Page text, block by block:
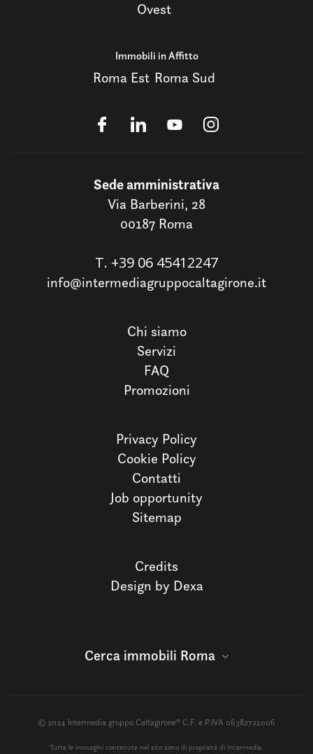
Ovest
Immobili in Affitto
Roma Est Roma Sud
Sede amministrativa
Via Barberini, 28
00187 Roma
T. +39 06 45412247
info@intermediagruppocaltagirone.it
Chi siamo
Servizi
FAQ
Promozioni
Privacy Policy
Cookie Policy
Contatti
Job opportunity
Sitemap
Credits
Design by Dexa
Cerca immobili Roma
© 2024 Intermedia gruppo Caltagirone® C.F. e P.IVA 06382721006
Tutte le immagini contenute nel sito sono di proprietà di Intermedia.